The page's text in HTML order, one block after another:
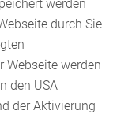
werden
durch Sie
Webseite werden
den USA
der Aktivierung